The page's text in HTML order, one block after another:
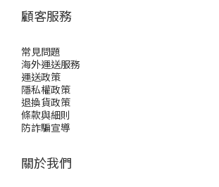
顧客服務
常見問題
海外運送服務
運送政策
隱私權政策
退換貨政策
條款與細則
防詐騙宣導
關於我們